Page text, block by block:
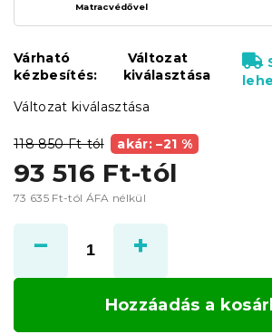
118 850 Ft-tól akár: –21 %
93 516 Ft-tól
73 635 Ft-tól ÁFA nélkül
Változat kiválasztása
Matracvédővel
Várható
kézbesítés:
Változat
kiválasztása
Hozzáadás a